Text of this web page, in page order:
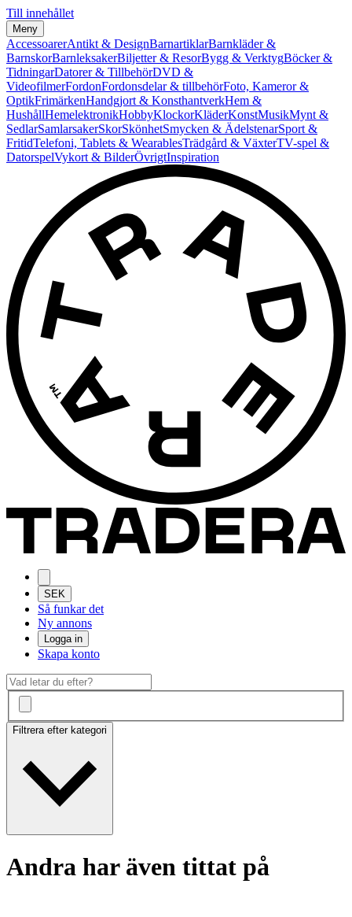
Till innehållet
Meny
AccessoarerAntikt & DesignBarnartiklarBarnkläder &
BarnskorBarnleksakerBiljetter & ResorBygg & VerktygBöcker &
TidningarDatorer & TillbehörDVD &
VideofilmerFordonFordonsdelar & tillbehörFoto, Kameror &
OptikFrimärkenHandgjort & KonsthantverkHem &
HushållHemelektronikHobbyKlockorKläderKonstMusikMynt &
SedlarSamlarsakerSkorSkönhetSmycken & ÄdelstenarSport &
FritidTelefoni, Tablets & WearablesTrädgård & VäxterTV-spel &
DatorspelVykort & BilderÖvrigtInspiration
SEK
Så funkar det
Ny annons
Logga in
Skapa konto
Filtrera efter kategori
Andra har även tittat på